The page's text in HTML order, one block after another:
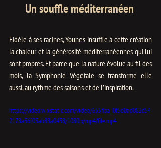
Un souffle méditerranéen
Fidèle à ses racines, Younes insuffle à cette création
la chaleur et la générosité méditerranéennes qui lui
sont propres. Et parce que la nature évolue au fil des
mois, la Symphonie Végétale se transforme elle
aussi, au rythme des saisons et de l’inspiration.
https://video.wixstatic.com/video/6554ba_0f5e0ad082d54
2178a36f03ab88a0438/1080p/mp4/file.mp4